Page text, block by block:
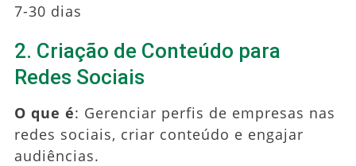
7-30 dias
2. Criação de Conteúdo para
Redes Sociais
O que é: Gerenciar perfis de empresas nas
redes sociais, criar conteúdo e engajar
audiências.